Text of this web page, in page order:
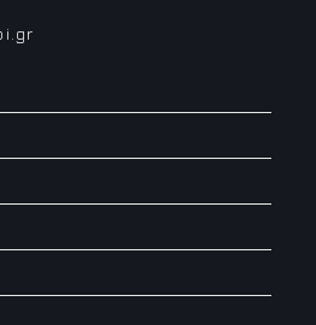
Opens